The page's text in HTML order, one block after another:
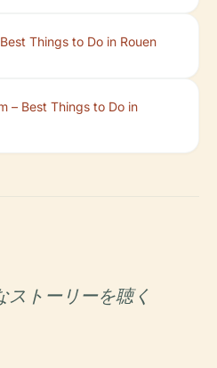
Things to Do in Rouen
– Best Things to Do in
ストーリーを聴く